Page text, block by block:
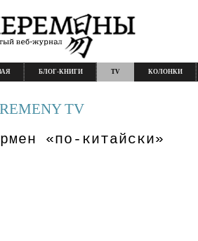
БЛОГ-КНИГИ TV КОЛОНКИ
TV
«по-китайски»